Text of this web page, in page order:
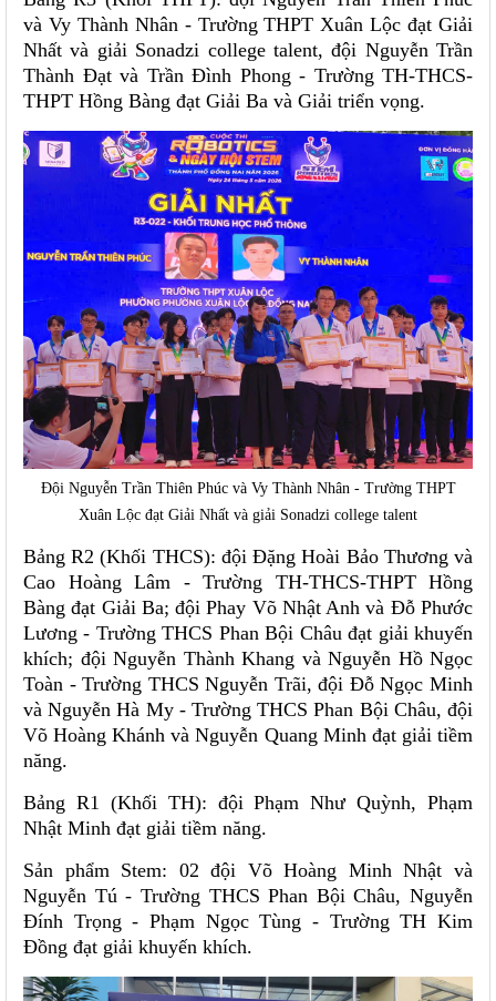
và Vy Thành Nhân - Trường THPT Xuân Lộc đạt Giải
Nhất và giải Sonadzi college talent, đội Nguyễn Trần
Thành Đạt và Trần Đình Phong - Trường TH-THCS-
THPT Hồng Bàng đạt Giải Ba và Giải triển vọng.
Đội Nguyễn Trần Thiên Phúc và Vy Thành Nhân - Trường THPT
Xuân Lộc đạt Giải Nhất và giải Sonadzi college talent
Bảng R2 (Khối THCS): đội Đặng Hoài Bảo Thương và
Cao Hoàng Lâm - Trường TH-THCS-THPT Hồng
Bàng đạt Giải Ba; đội Phay Võ Nhật Anh và Đỗ Phước
Lương - Trường THCS Phan Bội Châu đạt giải khuyến
khích; đội Nguyễn Thành Khang và Nguyễn Hồ Ngọc
Toàn - Trường THCS Nguyễn Trãi, đội Đỗ Ngọc Minh
và Nguyễn Hà My - Trường THCS Phan Bội Châu, đội
Võ Hoàng Khánh và Nguyễn Quang Minh đạt giải tiềm
năng.
Bảng R1 (Khối TH): đội Phạm Như Quỳnh, Phạm
Nhật Minh đạt giải tiềm năng.
Sản phẩm Stem: 02 đội Võ Hoàng Minh Nhật và
Nguyễn Tú - Trường THCS Phan Bội Châu, Nguyễn
Đính Trọng - Phạm Ngọc Tùng - Trường TH Kim
Đồng đạt giải khuyến khích.